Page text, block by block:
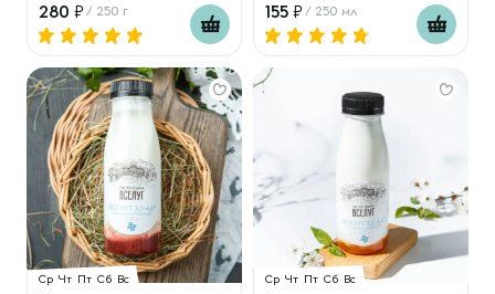
280 / 250 г 155 / 250 мл
Ср Чт Пт Сб Вс Ср Чт Пт Сб Вс